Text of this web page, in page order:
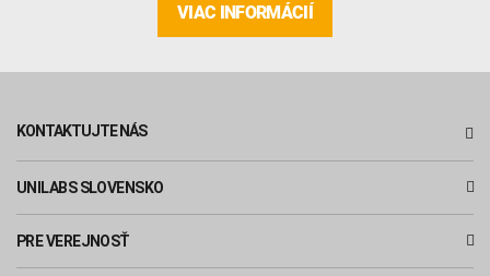
VIAC INFORMÁCIÍ
KONTAKTUJTE NÁS
UNILABS SLOVENSKO
PRE VEREJNOSŤ